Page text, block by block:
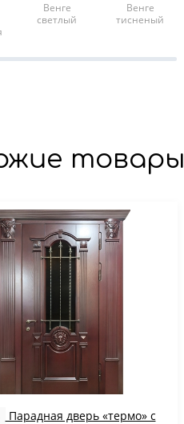
Венге
светлый
Венге
тисненый
товары
Парадная дверь «термо» с